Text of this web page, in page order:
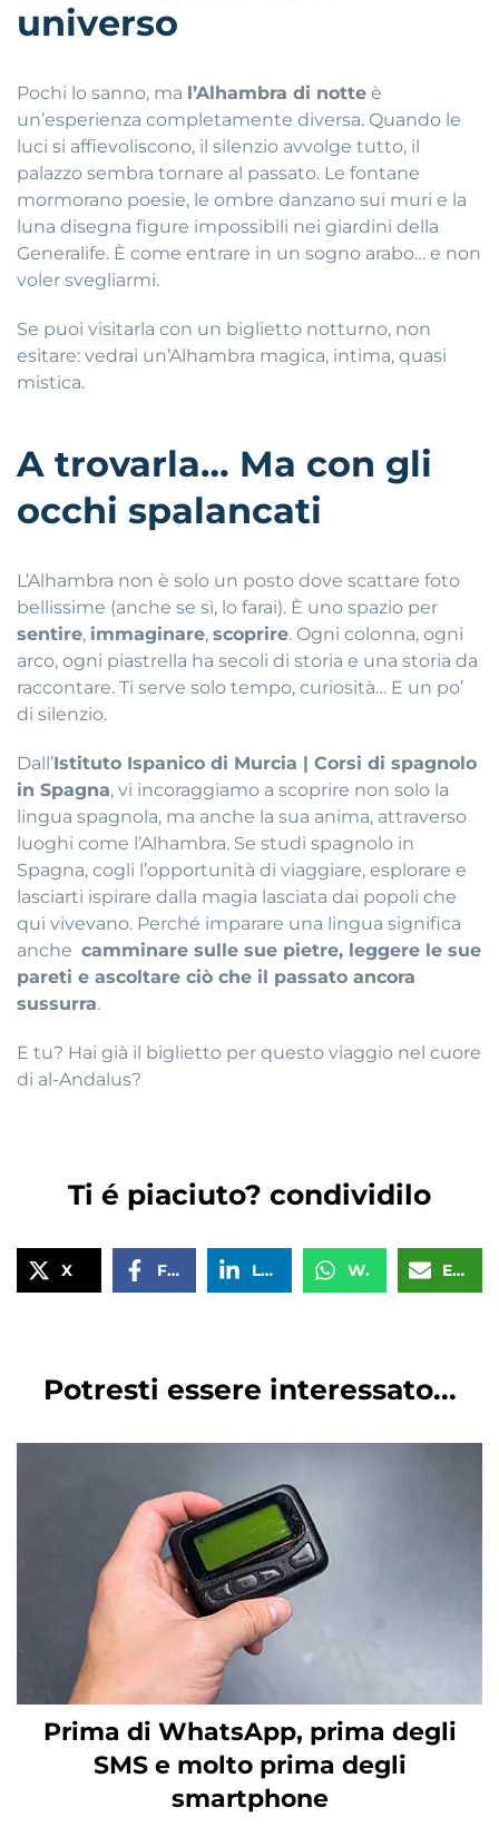
universo
Pochi lo sanno, ma l’Alhambra di notte è
un’esperienza completamente diversa. Quando le
luci si affievoliscono, il silenzio avvolge tutto, il
palazzo sembra tornare al passato. Le fontane
mormorano poesie, le ombre danzano sui muri e la
luna disegna figure impossibili nei giardini della
Generalife. È come entrare in un sogno arabo… e non
voler svegliarmi.
Se puoi visitarla con un biglietto notturno, non
esitare: vedrai un’Alhambra magica, intima, quasi
mistica.
A trovarla… Ma con gli
occhi spalancati
L’Alhambra non è solo un posto dove scattare foto
bellissime (anche se sì, lo farai). È uno spazio per
sentire, immaginare, scoprire. Ogni colonna, ogni
arco, ogni piastrella ha secoli di storia e una storia da
raccontare. Ti serve solo tempo, curiosità… E un po’
di silenzio.
Dall’Istituto Ispanico di Murcia | Corsi di spagnolo
in Spagna, vi incoraggiamo a scoprire non solo la
lingua spagnola, ma anche la sua anima, attraverso
luoghi come l’Alhambra. Se studi spagnolo in
Spagna, cogli l’opportunità di viaggiare, esplorare e
lasciarti ispirare dalla magia lasciata dai popoli che
qui vivevano. Perché imparare una lingua significa
anche camminare sulle sue pietre, leggere le sue
pareti e ascoltare ciò che il passato ancora
sussurra.
E tu? Hai già il biglietto per questo viaggio nel cuore
di al-Andalus?
Ti é piaciuto? condividilo
X Facebook LinkedIn WhatsApp Email
Potresti essere interessato...
Prima di WhatsApp, prima degli
SMS e molto prima degli
smartphone